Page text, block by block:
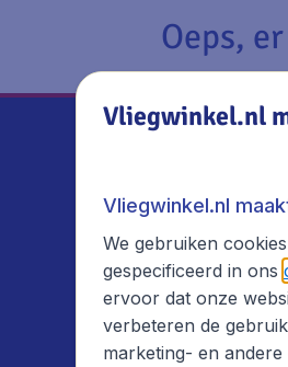
Oeps,
Over
Reisgids
Vliegwinkel.nl
Vliegwinkel.nl
We gebruiken
gespecificeerd in ons
ervoor dat onze
verbeteren de
marketing- en